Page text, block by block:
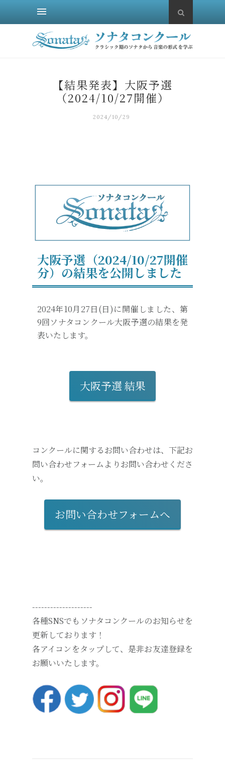
【結果発表】大阪予選
（2024/10/27開催）
2024/10/29
大阪予選（2024/10/27開催
分）の結果を公開しました
2024年10月27日(日)に開催しました、第
9回ソナタコンクール大阪予選の結果を発
表いたします。
大阪予選 結果
コンクールに関するお問い合わせは、下記お
問い合わせフォームよりお問い合わせくださ
い。
お問い合わせフォームへ
--------------------
各種SNSでもソナタコンクールのお知らせを
更新しております！
各アイコンをタップして、是非お友達登録を
お願いいたします。